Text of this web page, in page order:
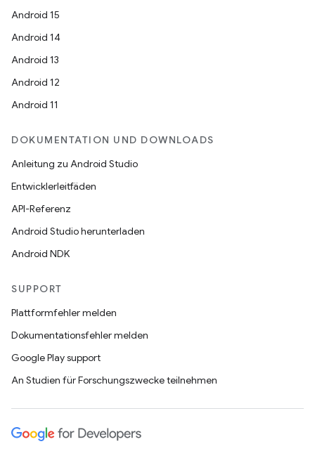
Android 15
Android 14
Android 13
Android 12
Android 11
DOKUMENTATION UND DOWNLOADS
Anleitung zu Android Studio
Entwicklerleitfäden
API-Referenz
Android Studio herunterladen
Android NDK
SUPPORT
Plattformfehler melden
Dokumentationsfehler melden
Google Play support
An Studien für Forschungszwecke teilnehmen